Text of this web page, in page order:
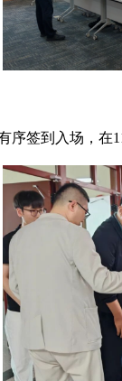
序签到入场，